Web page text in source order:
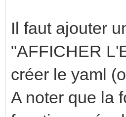
Il faut ajouter
"AFFICHER
créer le yaml
A noter que la